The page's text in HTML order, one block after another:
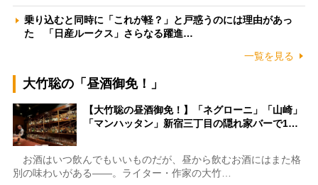
乗り込むと同時に「これが軽？」と戸惑うのには理由があっ
た 「日産ルークス」さらなる躍進…
一覧を見る
大竹聡の「昼酒御免！」
【大竹聡の昼酒御免！】「ネグローニ」「山崎」
「マンハッタン」新宿三丁目の隠れ家バーで1…
お酒はいつ飲んでもいいものだが、昼から飲むお酒にはまた格
別の味わいがある――。ライター・作家の大竹…